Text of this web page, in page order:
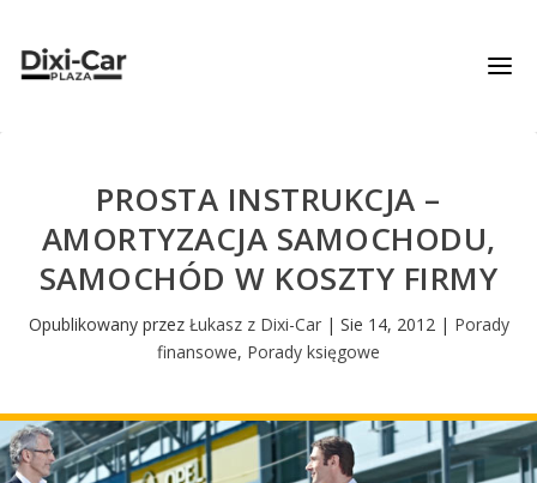
PROSTA INSTRUKCJA –
AMORTYZACJA SAMOCHODU,
SAMOCHÓD W KOSZTY FIRMY
Opublikowany przez Łukasz z Dixi-Car| Sie 14, 2012| Porady
finansowe, Porady księgowe